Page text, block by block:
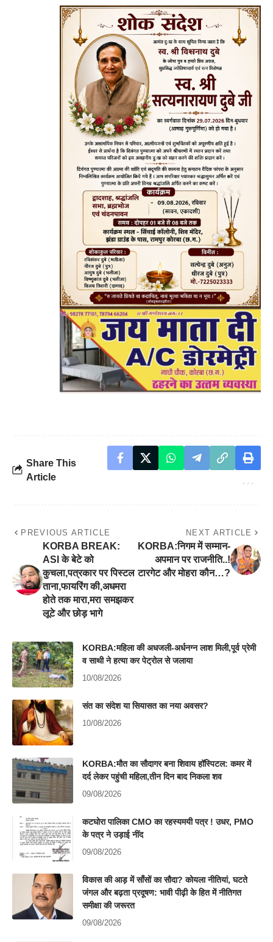
Share This
Article
PREVIOUS ARTICLE
KORBA BREAK:
ASI के बेटे को
कुचला,पत्रकार पर पिस्टल
ताना,फायरिंग की,अधमरा
होते तक मारा,मरा समझकर
लूटे और छोड़ भागे
NEXT ARTICLE
KORBA:निगम में सम्मान-
अपमान पर राजनीति..!
टारगेट और मोहरा कौन…?
KORBA:महिला की अधजली-अर्धनग्न लाश मिली,पूर्व प्रेमी
व साथी ने हत्या कर पेट्रोल से जलाया
10/08/2026
संत का संदेश या सियासत का नया अवसर?
10/08/2026
KORBA:मौत का सौदागर बना शिवाय हॉस्पिटल: कमर में
दर्द लेकर पहुंची महिला,तीन दिन बाद निकला शव
09/08/2026
कटघोरा पालिका CMO का रहस्यमयी पत्र ! उधर, PMO
के पत्र ने उड़ाई नींद
09/08/2026
विकास की आड़ में साँसों का सौदा? कोयला नीतियां, घटते
जंगल और बढ़ता प्रदूषण: भावी पीढ़ी के हित में नीतिगत
समीक्षा की जरूरत
09/08/2026